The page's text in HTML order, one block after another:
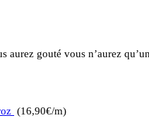
aurez gouté vous n’aurez
(16,90€/m)